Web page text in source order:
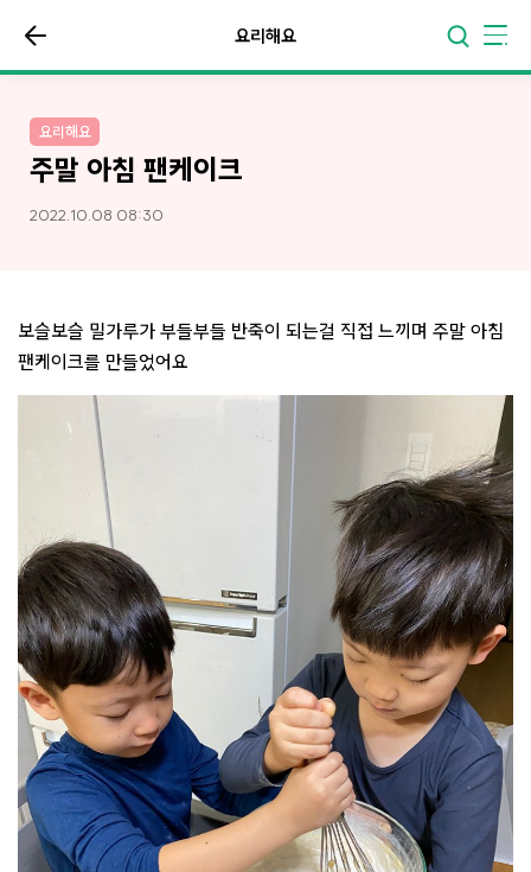
요리해요
요리해요
주말 아침 팬케이크
2022.10.08 08:30
보슬보슬 밀가루가 부들부들 반죽이 되는걸 직접 느끼며 주말 아침
팬케이크를 만들었어요